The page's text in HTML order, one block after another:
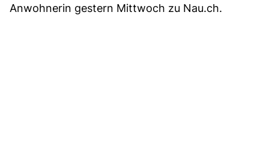
Anwohnerin gestern Mittwoch zu Nau.ch.